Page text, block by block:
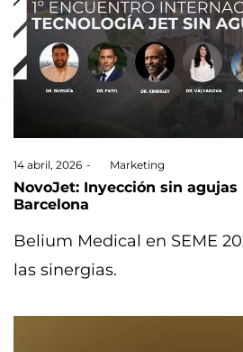
Posted
on
14 abril, 2026 Marketing
NovoJet: Inyección sin
Barcelona
Belium Medical en SEME
las sinergias.